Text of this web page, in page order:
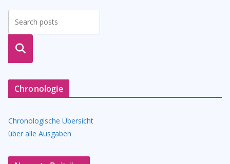
suche
Chronologie
Chronologische Übersicht
über alle Ausgaben